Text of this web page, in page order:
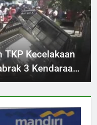
TKP Kecelakaan
3 Kendaraan